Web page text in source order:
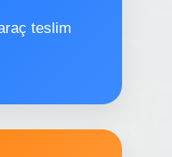
teslim